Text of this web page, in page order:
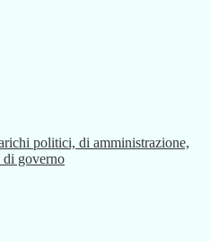
politici, di amministrazione,
di governo